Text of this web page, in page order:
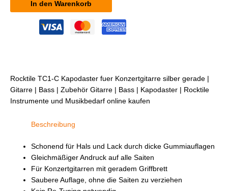
Kapodaster
Konzertgitarre
In den Warenkorb
Rocktile TC1-C Kapodaster fuer Konzertgitarre silber gerade |
Gitarre | Bass | Zubehör Gitarre | Bass | Kapodaster | Rocktile
Instrumente und Musikbedarf online kaufen
Beschreibung
Schonend für Hals und Lack durch dicke Gummiauflagen
Gleichmäßiger Andruck auf alle Saiten
Für Konzertgitarren mit geradem Griffbrett
Saubere Auflage, ohne die Saiten zu verziehen